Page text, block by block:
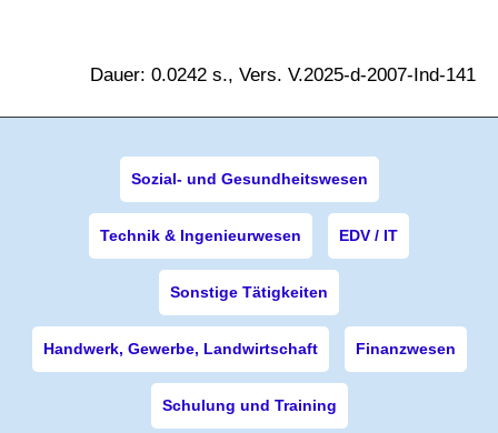
Dauer: 0.0242 s., Vers. V.2025-d-2007-Ind-141
Sozial- und Gesundheitswesen
Technik & Ingenieurwesen EDV / IT
Sonstige Tätigkeiten
Handwerk, Gewerbe, Landwirtschaft Finanzwesen
Schulung und Training